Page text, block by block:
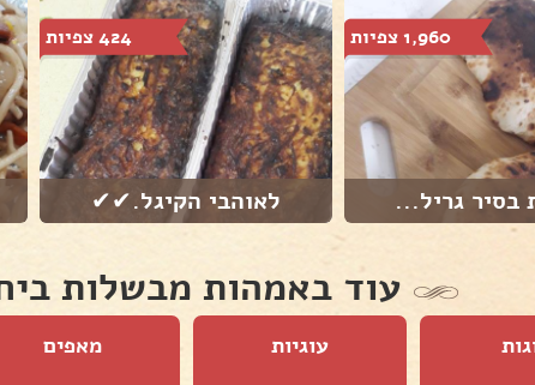
1,960 צפיות
בסיר גריל...
424 צפיות
לאוהבי הקיגל.✔✔
עוד באמהות מבשלות
עוגיות מאפים